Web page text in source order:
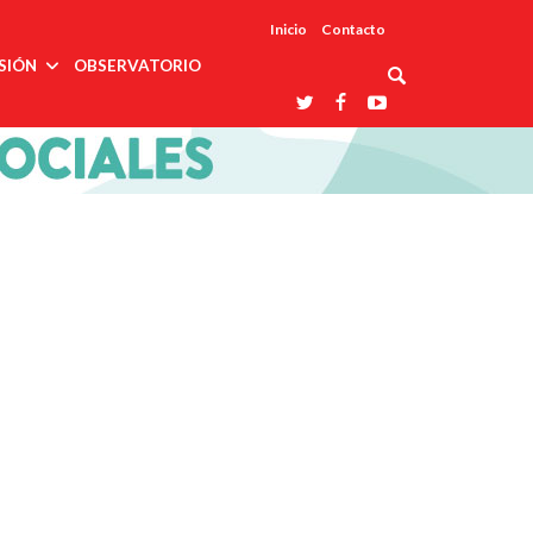
Inicio Contacto
Asociaciones
profesionales
OBSERVATORIO